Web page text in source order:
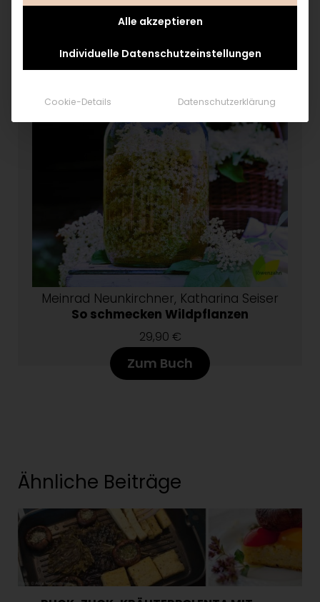
Meinrad Neunkirchner, Katharina Seiser
So schmecken Wildpflanzen
29,90 €
Zum Buch
Ähnliche Beiträge
Alle akzeptieren
Individuelle Datenschutzeinstellungen
Cookie-Details Datenschutzerklärung